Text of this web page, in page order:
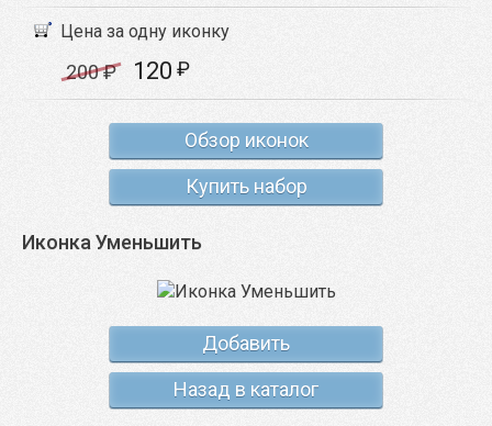
Цена за одну иконку
200₽ 120 ₽
Обзор иконок
Купить набор
Иконка Уменьшить
Добавить
Назад в каталог